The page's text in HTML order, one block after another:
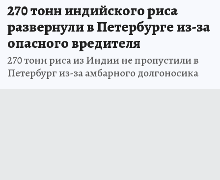
270 тонн индийского риса
развернули в Петербурге из-за
опасного вредителя
270 тонн риса из Индии не пропустили в
Петербург из-за амбарного долгоносика